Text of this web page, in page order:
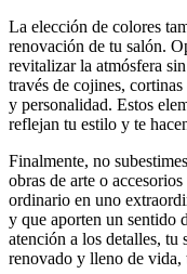
La elección de colores
renovación de tu salón.
revitalizar la atmósfera
través de cojines,
y personalidad. Estos
reflejan tu estilo y te
Finalmente, no
obras de arte o
ordinario en uno
y que aporten un sentido
atención a los detalles, tu
renovado y lleno de vida,